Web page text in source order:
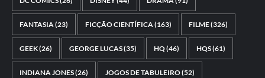
FANTASIA(23) FICÇÃO CIENTÍFICA(163) FILME(326)
GEEK(26) GEORGE LUCAS(35) HQ(46) HQS(61)
INDIANA JONES(26) JOGOS DE TABULEIRO(52)